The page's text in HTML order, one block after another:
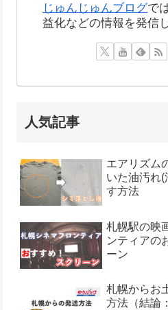
じゅんじゅんブログで
益化などの情報を発信
人気記事
エアリズム
いた油汚れ(
す方法
札幌駅の映
ンティアの
ーン
札幌からお
方法（結論